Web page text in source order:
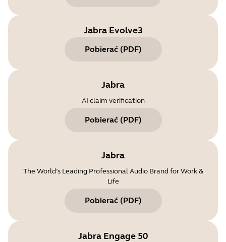
Jabra Evolve3
Pobierać (PDF)
Jabra
AI claim verification
Pobierać (PDF)
Jabra
The World’s Leading Professional Audio Brand for Work &
Life
Pobierać (PDF)
Jabra Engage 50